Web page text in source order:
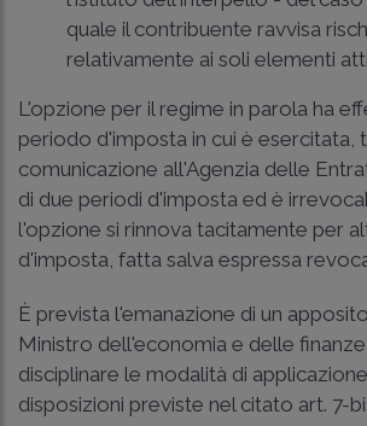
quale il contribuente ravvisa
relativamente ai soli elementi
L'opzione per il regime in parola ha
periodo d'imposta in cui è esercitata,
comunicazione all'Agenzia delle
di due periodi d'imposta ed è
l'opzione si rinnova tacitamente per
d'imposta, fatta salva espressa
È prevista l'emanazione di un
Ministro dell'economia e delle
disciplinare le modalità di
disposizioni previste nel citato art. 7-